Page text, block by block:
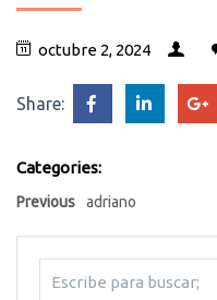
octubre 2, 2024
Share:
Categories:
Previous adriano